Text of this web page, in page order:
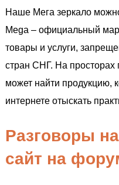
Наше Мега зеркало
Mega – официальный
товары и услуги,
стран СНГ. На просторах
может найти продукцию,
интернете отыскать
Разговоры
сайт на